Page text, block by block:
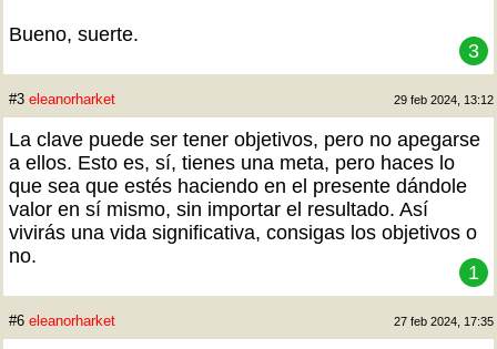
Bueno, suerte.
3
#3 eleanorharket 29 feb 2024, 13:12
La clave puede ser tener objetivos, pero no apegarse
a ellos. Esto es, sí, tienes una meta, pero haces lo
que sea que estés haciendo en el presente dándole
valor en sí mismo, sin importar el resultado. Así
vivirás una vida significativa, consigas los objetivos o
no.
1
#6 eleanorharket 27 feb 2024, 17:35